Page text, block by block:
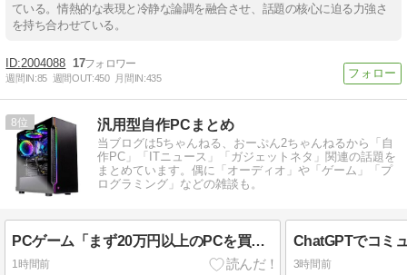
ている。情熱的な表現と冷静な論調を融合させ、話題の核心に迫る力強さ
を持ち合わせている。
2004088 17
週間IN:85 週間OUT:450 月間IN:435
8 汎用型自作PCまとめ
当ブログは5ちゃんねる、おーぷん2ちゃんねるから「自
作PC」「ITニュース」「ガジェットネタ」関連の話題を
まとめています。偶に「オーディオ」や「ゲーム」「プ
ログラミング」などの雑談も。
PCゲーム「まず20万円以上のPCを買います」←これ
1時間前
ChatGPTでコミ
3時間前